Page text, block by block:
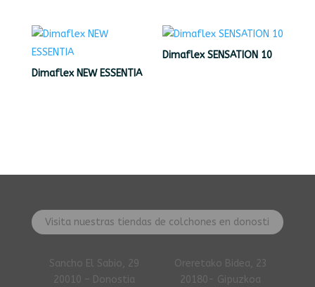
Dimaflex NEW ESSENTIA
Dimaflex SENSATION 10
Visita nuestras tiendas de colchones en donosti
Sancho El Sabio, 29
20010 – Donostia
Oreretako Bidea, 23
20180- Gipuzkoa